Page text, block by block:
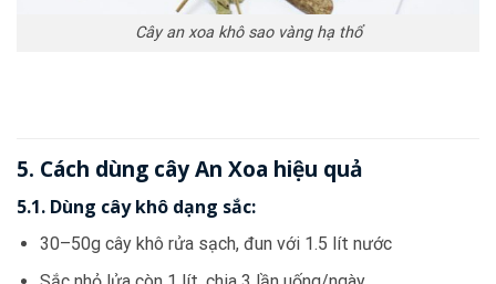
Cây an xoa khô sao vàng hạ thổ
5. Cách dùng cây An Xoa hiệu quả
5.1. Dùng cây khô dạng sắc:
30–50g cây khô rửa sạch, đun với 1.5 lít nước